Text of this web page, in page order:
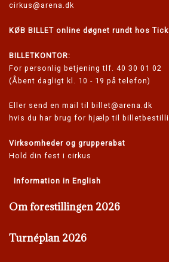
cirkus@arena.dk
KØB BILLET online døgnet rundt hos
BILLETKONTOR:
For personlig betjening tlf. 40 30 01 02
(Åbent dagligt kl. 10 - 19 på telefon)
Eller send en mail til
billet@arena.dk
hvis du har brug for hjælp til
Virksomheder og grupperabat
Hold din fest i cirkus
Information in English
Om forestillingen 2026
Turnéplan 2026